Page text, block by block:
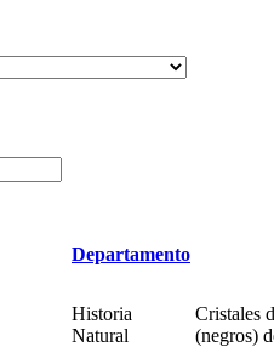
Departamento
Historia
Natural
Cristales
(negros)